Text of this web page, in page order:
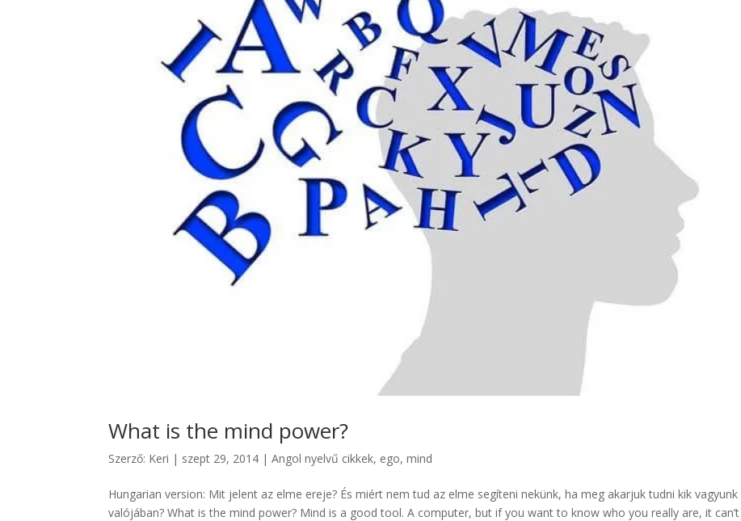
What is the mind power?
Szerző: Keri | szept 29, 2014 |Angol nyelvű cikkek, ego, mind
Hungarian version: Mit jelent az elme ereje? És miért nem tud az elme segíteni nekünk, ha meg akarjuk tudni kik vagyunk
valójában? What is the mind power? Mind is a good tool. A computer, but if you want to know who you really are, it can’t